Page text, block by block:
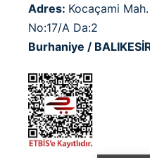
Adres: Kocaçami
No:17/A Da:2
Burhaniye /